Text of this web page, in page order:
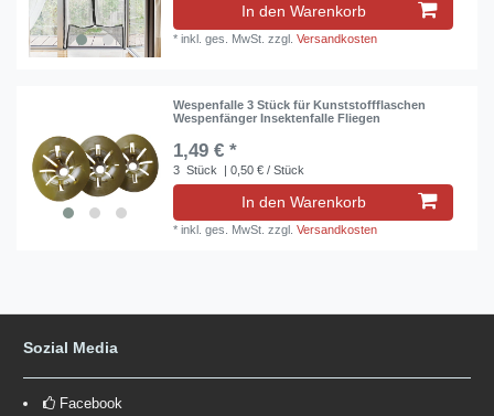
In den Warenkorb
*inkl. ges. MwSt. zzgl.Versandkosten
Wespenfalle 3 Stück für Kunststoffflaschen
Wespenfänger Insektenfalle Fliegen
1,49 € *
3 Stück | 0,50 € / Stück
In den Warenkorb
*inkl. ges. MwSt. zzgl.Versandkosten
Sozial Media
Facebook